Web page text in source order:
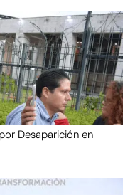
Desaparición en